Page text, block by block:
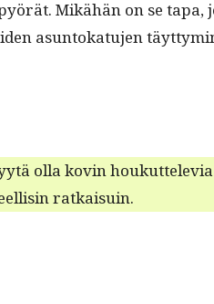
Mikähän on se
asun­tokatu­jen
olla kovin
ratkaisuin.